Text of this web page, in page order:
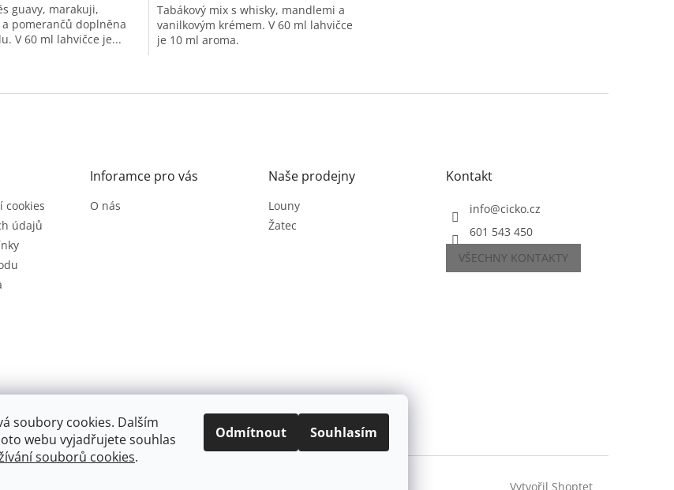
soubory cookies. Dalším
webu vyjadřujete souhlas
souborů cookies.
Odmítnout Souhlasím
guavy, marakuji,
pomerančů doplněna
V 60 ml lahvičce je...
Tabákový mix s whisky, mandlemi a
vanilkovým krémem. V 60 ml lahvičce
je 10 ml aroma.
v
cookies
údajů
Inforamce pro vás
O nás
Naše prodejny
Louny
Žatec
Kontakt
info@cicko.cz
601 543 450
VŠECHNY KONTAKTY
Vytvořil Shoptet